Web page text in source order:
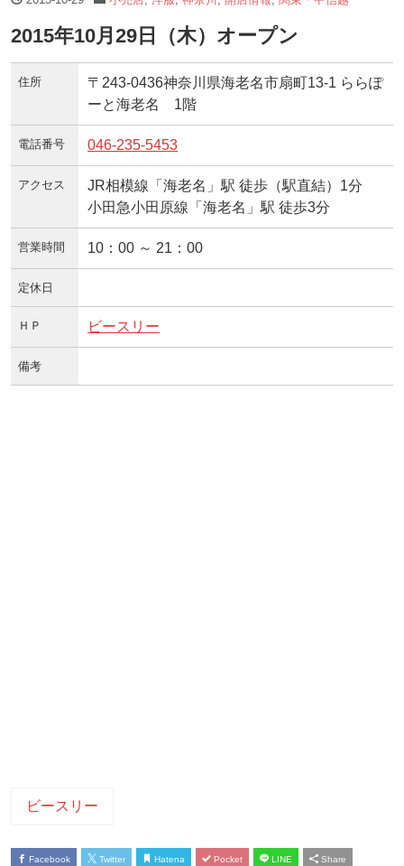
2015年10月29日（木）オープン
住所
〒243-0436神奈川県海老名市扇町13-1 ららぽ
ーと海老名 1階
電話番号 046-235-5453
アクセス
JR相模線「海老名」駅 徒歩（駅直結）1分
小田急小田原線「海老名」駅 徒歩3分
営業時間 10：00 ～ 21：00
定休日
ＨＰ ビースリー
備考
ビースリー
Facebook Twitter Hatena Pocket LINE Share